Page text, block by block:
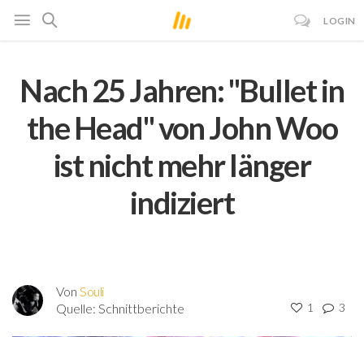
LOGIN
Nach 25 Jahren: "Bullet in
the Head" von John Woo
ist nicht mehr länger
indiziert
Von Souli
Quelle: Schnittberichte 1 3